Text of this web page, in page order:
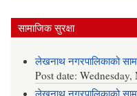
सामाजिक सुरक्षा
लेखनाथ नगरपालिकाको
Post date:Wednesday,
लेखनाथ नगरपालिकाको